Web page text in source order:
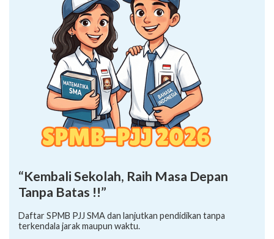
“Kembali Sekolah, Raih Masa Depan
Tanpa Batas !!”
Daftar SPMB PJJ SMA dan lanjutkan pendidikan tanpa
terkendala jarak maupun waktu.